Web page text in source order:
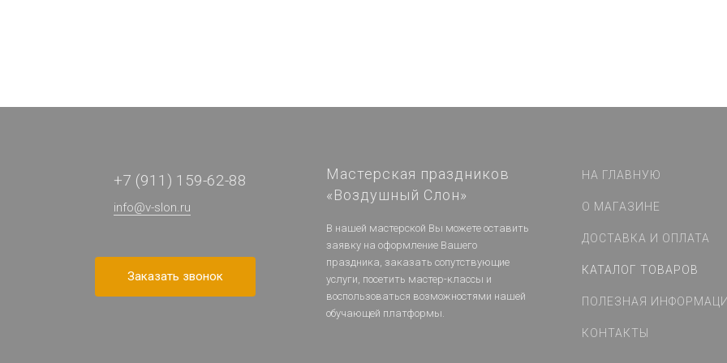
+7 (911) 159-62-88
info@v-slon.ru
Заказать звонок
Мастерская праздников
«Воздушный Слон»
В нашей мастерской Вы можете оставить
заявку на оформление Вашего
праздника, заказать сопутствующие
услуги, посетить мастер-классы и
воспользоваться возможностями нашей
обучающей платформы.
НА ГЛАВНУЮ
О МАГАЗИНЕ
ДОСТАВКА И ОПЛАТА
КАТАЛОГ ТОВАРОВ
ПОЛЕЗНАЯ
КОНТАКТЫ